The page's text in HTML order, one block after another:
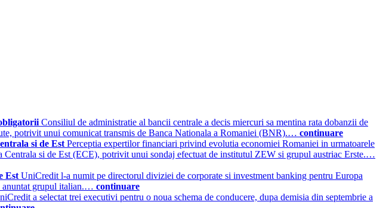
Consiliul de administratie al bancii centrale a decis miercuri sa mentina rata dobanzii de
potrivit unui comunicat transmis de Banca Nationala a Romaniei (BNR).… continuare
si de Est Perceptia expertilor financiari privind evolutia economiei Romaniei in urmatoarele
si de Est (ECE), potrivit unui sondaj efectuat de institutul ZEW si grupul austriac Erste.…
Est UniCredit l-a numit pe directorul diviziei de corporate si investment banking pentru Europa
anuntat grupul italian.… continuare
a selectat trei executivi pentru o noua schema de conducere, dupa demisia din septembrie a